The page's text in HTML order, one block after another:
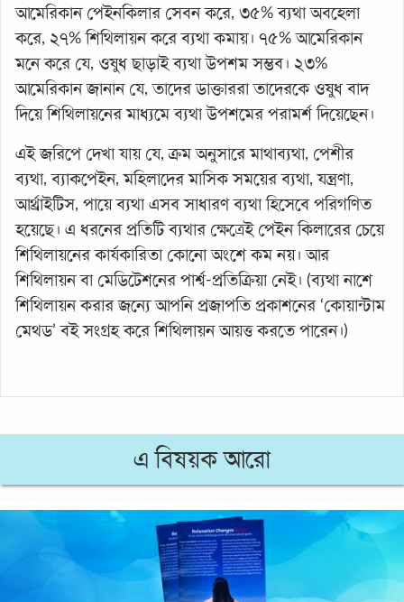
আমেরিকান পেইনকিলার সেবন করে, ৩৫% ব্যথা অবহেলা
করে, ২৭% শিথিলায়ন করে ব্যথা কমায়। ৭৫% আমেরিকান
মনে করে যে, ওষুধ ছাড়াই ব্যথা উপশম সম্ভব। ২৩%
আমেরিকান জানান যে, তাদের ডাক্তাররা তাদেরকে ওষুধ বাদ
দিয়ে শিথিলায়নের মাধ্যমে ব্যথা উপশমের পরামর্শ দিয়েছেন।
এই জরিপে দেখা যায় যে, ক্রম অনুসারে মাথাব্যথা, পেশীর
ব্যথা, ব্যাকপেইন, মহিলাদের মাসিক সময়ের ব্যথা, যন্ত্রণা,
আর্থ্রাইটিস, পায়ে ব্যথা এসব সাধারণ ব্যথা হিসেবে পরিগণিত
হয়েছে। এ ধরনের প্রতিটি ব্যথার ক্ষেত্রেই পেইন কিলারের চেয়ে
শিথিলায়নের কার্যকারিতা কোনো অংশে কম নয়। আর
শিথিলায়ন বা মেডিটেশনের পার্শ্ব-প্রতিক্রিয়া নেই। (ব্যথা নাশে
শিথিলায়ন করার জন্যে আপনি প্রজাপতি প্রকাশনের ‘কোয়ান্টাম
মেথড’ বই সংগ্রহ করে শিথিলায়ন আয়ত্ত করতে পারেন।)
এ বিষয়ক আরো